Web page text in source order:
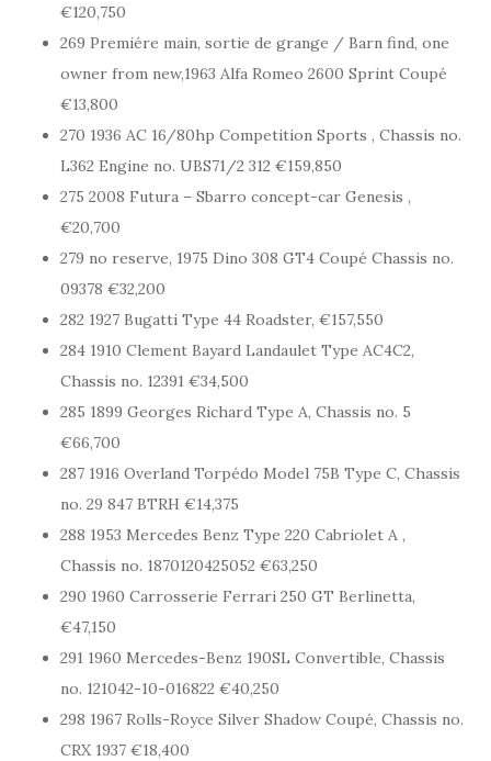
€120,750
269 Premiére main, sortie de grange / Barn find, one
owner from new,1963 Alfa Romeo 2600 Sprint Coupé
€13,800
270 1936 AC 16/80hp Competition Sports , Chassis no.
L362 Engine no. UBS71/2 312 €159,850
275 2008 Futura – Sbarro concept-car Genesis ,
€20,700
279 no reserve, 1975 Dino 308 GT4 Coupé Chassis no.
09378 €32,200
282 1927 Bugatti Type 44 Roadster, €157,550
284 1910 Clement Bayard Landaulet Type AC4C2,
Chassis no. 12391 €34,500
285 1899 Georges Richard Type A, Chassis no. 5
€66,700
287 1916 Overland Torpédo Model 75B Type C, Chassis
no. 29 847 BTRH €14,375
288 1953 Mercedes Benz Type 220 Cabriolet A ,
Chassis no. 1870120425052 €63,250
290 1960 Carrosserie Ferrari 250 GT Berlinetta,
€47,150
291 1960 Mercedes-Benz 190SL Convertible, Chassis
no. 121042-10-016822 €40,250
298 1967 Rolls-Royce Silver Shadow Coupé, Chassis no.
CRX 1937 €18,400